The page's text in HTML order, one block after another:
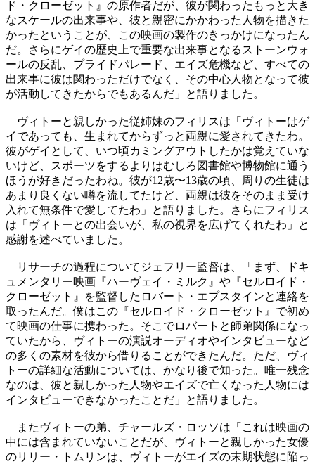
ド・クローゼット』の原作者だが、彼が関わったもっと大き
なスケールの出来事や、彼と親密にかかわった人物を描きた
かったということが、この映画の製作のきっかけになったん
だ。さらにゲイの歴史上で重要な出来事となるストーンウォ
ールの反乱、プライドパレード、エイズ危機など、すべての
出来事に彼は関わっただけでなく、その中心人物となって彼
が活動してきたからでもあるんだ」と語りました。
ヴィトーと親しかった従姉妹のフィリスは「ヴィトーはゲ
イであっても、生まれてからずっと両親に愛されてきたわ。
彼がゲイとして、いつ頃カミングアウトしたかは覚えていな
いけど、スポーツをするよりはむしろ図書館や博物館に通う
ほうが好きだったわね。彼が12歳〜13歳の頃、周りの生徒は
あまり良くない噂を流してたけど、両親は彼をそのまま受け
入れて無条件で愛してたわ」と語りました。さらにフィリス
は「ヴィトーとの出会いが、私の視界を広げてくれたわ」と
感謝を述べていました。
リサーチの過程についてジェフリー監督は、「まず、ドキ
ュメンタリー映画『ハーヴェイ・ミルク』や『セルロイド・
クローゼット』を監督したロバート・エプスタインと連絡を
取ったんだ。僕はこの『セルロイド・クローゼット』で初め
て映画の仕事に携わった。そこでロバートと師弟関係になっ
ていたから、ヴィトーの演説オーディオやインタビューなど
の多くの素材を彼から借りることができたんだ。ただ、ヴィ
トーの詳細な活動については、かなり後で知った。唯一残念
なのは、彼と親しかった人物やエイズで亡くなった人物には
インタビューできなかったことだ」と語りました。
またヴィトーの弟、チャールズ・ロッソは「これは映画の
中には含まれていないことだが、ヴィトーと親しかった女優
のリリー・トムリンは、ヴィトーがエイズの末期状態に陥っ